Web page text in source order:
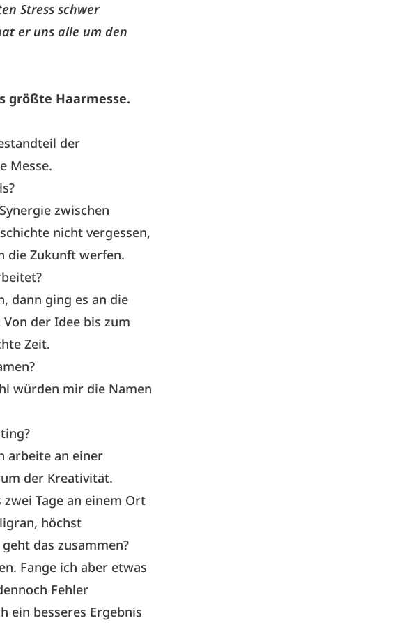
Stress schwer
er uns alle um den
größte Haarmesse.
der
Messe.
zwischen
nicht vergessen,
die Zukunft werfen.
dann ging es an die
der Idee bis zum
Zeit.
würden mir die Namen
arbeite an einer
der Kreativität.
Tage an einem Ort
höchst
das zusammen?
Fange ich aber etwas
Fehler
ein besseres Ergebnis